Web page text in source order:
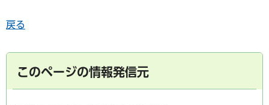
戻る
このページの情報発信元